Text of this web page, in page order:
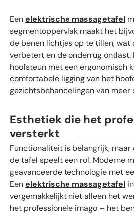
Eenelektrische massagetafel
segmentoppervlak maakt het
de benen lichtjes op te tillen, wat
verbetert en de onderrug ontlast.
hoofsteun met een ergonomisch
comfortabele ligging van het
gezichtsbehandelingen van meer
Esthetiek die het
versterkt
Functionaliteit is belangrijk, maar
de tafel speelt een rol. Moderne
geavanceerde technologie met
Eenelektrische massagetafel
vergemakkelijkt niet alleen het
het professionele imago – het